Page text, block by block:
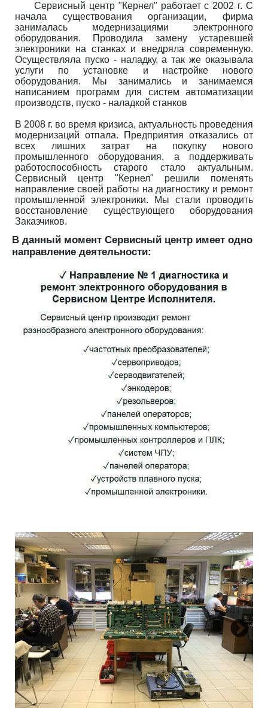
Сервисный центр "Кернел" работает с 2002 г. С
начала существования организации, фирма
занималась модернизациями электронного
оборудования. Проводила замену устаревшей
электроники на станках и внедряла современную.
Осуществляла пуско - наладку, а так же оказывала
услуги по установке и настройке нового
оборудования. Мы занимались и занимаемся
написанием программ для систем автоматизации
производств, пуско - наладкой станков
В 2008 г. во время кризиса, актуальность проведения
модернизаций отпала. Предприятия отказались от
всех лишних затрат на покупку нового
промышленного оборудования, а поддерживать
работоспособность старого стало актуальным.
Сервисный центр "Кернел" решили поменять
направление своей работы на диагностику и ремонт
промышленной электроники. Мы стали проводить
восстановление существующего оборудования
Заказчиков.
В данный момент Сервисный центр имеет одно
направление деятельности: